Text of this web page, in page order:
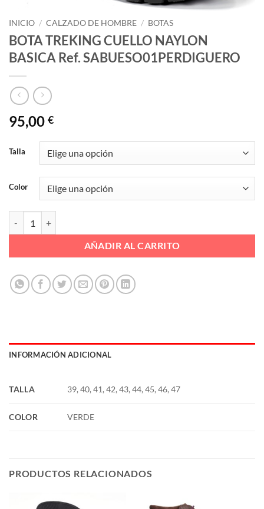
INICIO / CALZADO DE HOMBRE / BOTAS
BOTA TREKING CUELLO NAYLON
BASICA Ref. SABUESO01PERDIGUERO
95,00 €
Talla
Color
AÑADIR AL CARRITO
INFORMACIÓN ADICIONAL
TALLA 39, 40, 41, 42, 43, 44, 45, 46, 47
COLOR VERDE
PRODUCTOS RELACIONADOS